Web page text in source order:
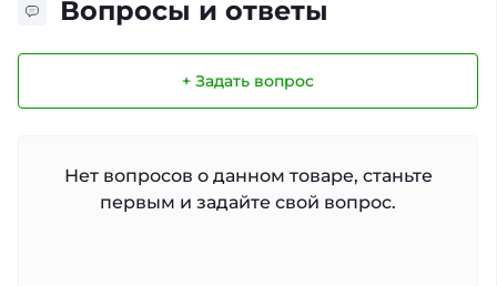
Вопросы и ответы
+ Задать вопрос
Нет вопросов о данном товаре, станьте
первым и задайте свой вопрос.